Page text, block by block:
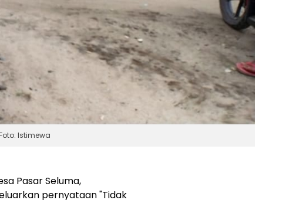
Istimewa
Pasar Seluma,
pernyataan "Tidak